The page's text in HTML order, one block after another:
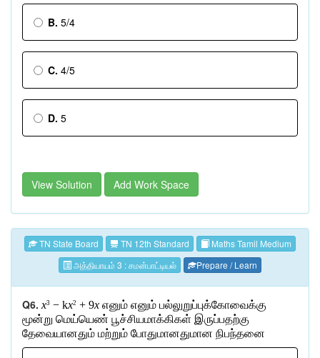
B. 5/4
C. 4/5
D. 5
View Solution Add Work Space
TN State Board TN 12th Standard
Maths Tamil Medium
அத்தியாயம் 3 : சமன்பாட்டியல்
Prepare / Learn
Q6. x3 − kx2 + 9x எனும் எனும் பல்லுறுப்புக்கோவைக்கு
மூன்று மெய்யெண் பூச்சியமாக்கிகள் இருப்பதற்கு
தேவையானதும் மற்றும் போதுமானதுமான நிபந்தனை